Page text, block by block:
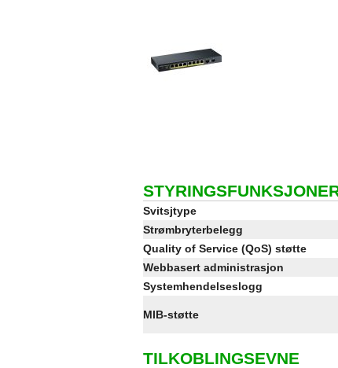
Svitsjtype
Strømbryterbelegg
Quality of Service (QoS) støtte
Webbasert administrasjon
Systemhendelseslogg
MIB-støtte
TILKOBLINGSEVNE